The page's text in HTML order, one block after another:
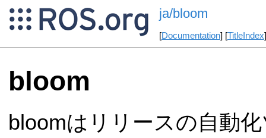
ja/bloom
[Documentation] [TitleIndex
bloom
bloomはリリースの自動